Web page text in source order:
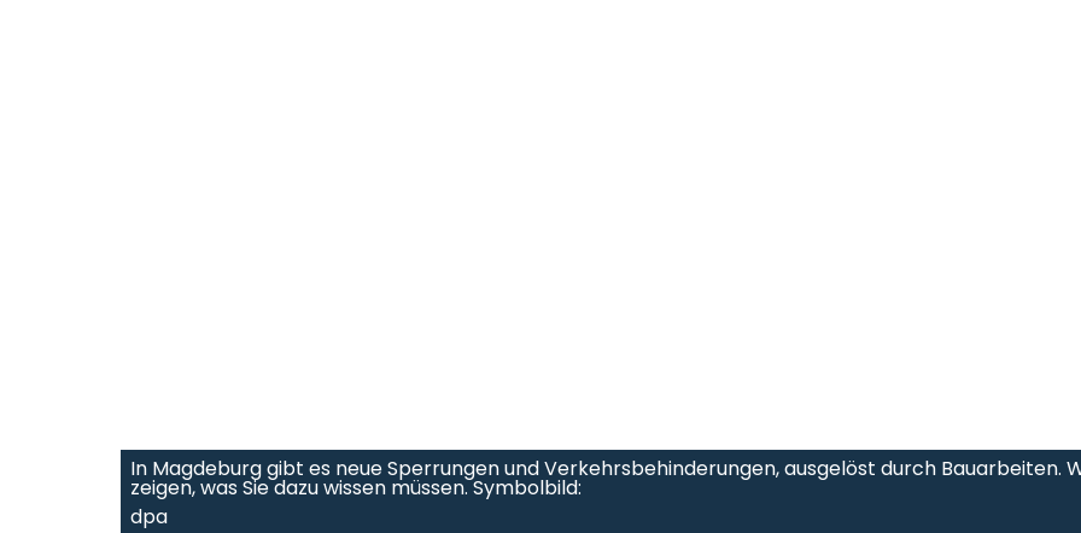
In Magdeburg gibt es neue Sperrungen und Verkehrsbehinderungen, ausgelöst durch Bauarbeiten.
zeigen, was Sie dazu wissen müssen. Symbolbild:
dpa